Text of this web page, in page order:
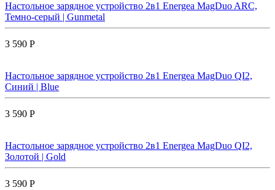
Настольное зарядное устройство 2в1 Energea MagDuo ARC,
Темно-серый | Gunmetal
3 590 Р
Настольное зарядное устройство 2в1 Energea MagDuo QI2,
Синий | Blue
3 590 Р
Настольное зарядное устройство 2в1 Energea MagDuo QI2,
Золотой | Gold
3 590 Р